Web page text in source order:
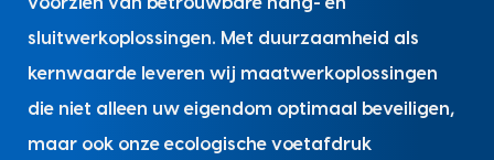
voorzien van betrouwbare hang- en
sluitwerkoplossingen. Met duurzaamheid als
kernwaarde leveren wij maatwerkoplossingen
die niet alleen uw eigendom optimaal beveiligen,
maar ook onze ecologische voetafdruk